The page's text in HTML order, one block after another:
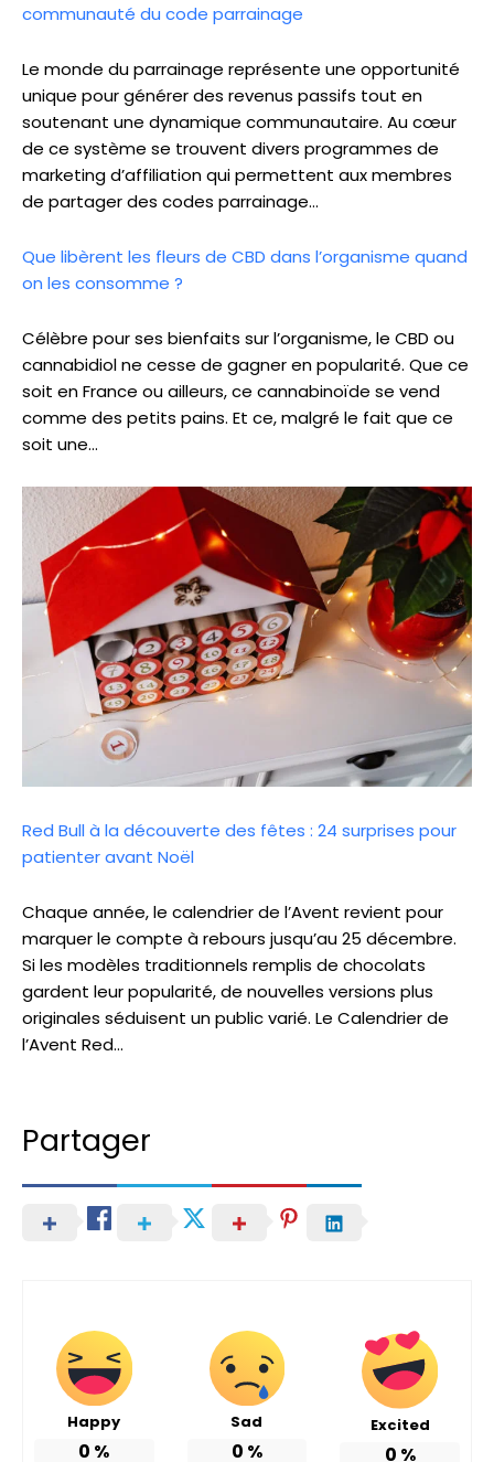
communauté du code parrainage
Le monde du parrainage représente une opportunité
unique pour générer des revenus passifs tout en
soutenant une dynamique communautaire. Au cœur
de ce système se trouvent divers programmes de
marketing d’affiliation qui permettent aux membres
de partager des codes parrainage…
Que libèrent les fleurs de CBD dans l’organisme quand
on les consomme ?
Célèbre pour ses bienfaits sur l’organisme, le CBD ou
cannabidiol ne cesse de gagner en popularité. Que ce
soit en France ou ailleurs, ce cannabinoïde se vend
comme des petits pains. Et ce, malgré le fait que ce
soit une…
Red Bull à la découverte des fêtes : 24 surprises pour
patienter avant Noël
Chaque année, le calendrier de l’Avent revient pour
marquer le compte à rebours jusqu’au 25 décembre.
Si les modèles traditionnels remplis de chocolats
gardent leur popularité, de nouvelles versions plus
originales séduisent un public varié. Le Calendrier de
l’Avent Red…
Partager
Happy
0 %
Sad
0 %
Excited
0 %